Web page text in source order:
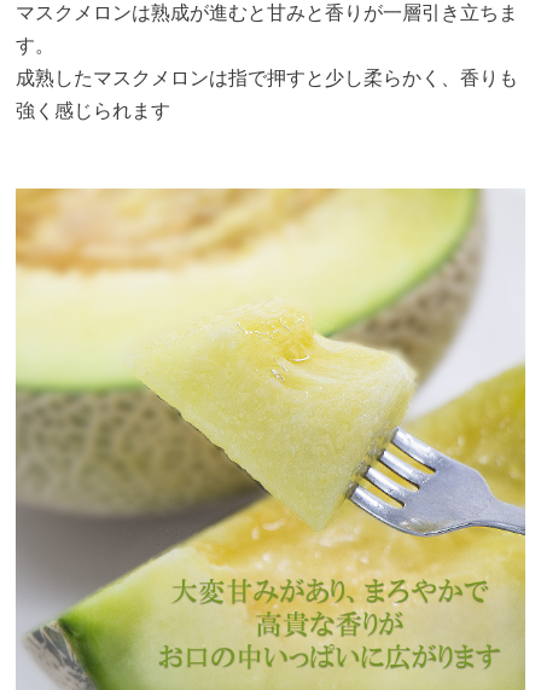
マスクメロンは熟成が進むと甘みと香りが一層引き立ちま
す。
成熟したマスクメロンは指で押すと少し柔らかく、香りも
強く感じられます